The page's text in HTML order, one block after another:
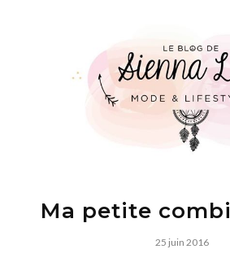
Ma petite
25 juin 2016